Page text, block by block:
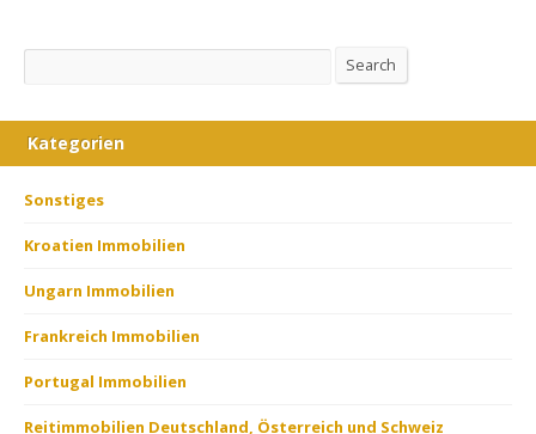
Search
Kategorien
Sonstiges
Kroatien Immobilien
Ungarn Immobilien
Frankreich Immobilien
Portugal Immobilien
Reitimmobilien Deutschland, Österreich und Schweiz